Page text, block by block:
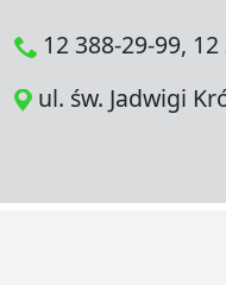
12 388-29-99,
ul. św. Jadwigi